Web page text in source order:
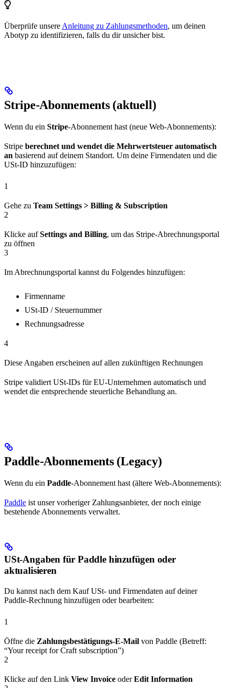
Überprüfe unsere Anleitung zu Zahlungsmethoden, um deinen
Abotyp zu identifizieren, falls du dir unsicher bist.
Stripe‑Abonnements (aktuell)
Wenn du ein Stripe‑Abonnement hast (neue Web‑Abonnements):
Stripe berechnet und wendet die Mehrwertsteuer automatisch
an basierend auf deinem Standort. Um deine Firmendaten und die
USt‑ID hinzuzufügen:
1
Gehe zu Team Settings > Billing & Subscription
2
Klicke aufSettings and Billing, um das Stripe‑Abrechnungsportal
zu öffnen
3
Im Abrechnungsportal kannst du Folgendes hinzufügen:
Firmenname
USt‑ID / Steuernummer
Rechnungsadresse
4
Diese Angaben erscheinen auf allen zukünftigen Rechnungen
Stripe validiert USt‑IDs für EU‑Unternehmen automatisch und
wendet die entsprechende steuerliche Behandlung an.
Paddle‑Abonnements (Legacy)
Wenn du ein Paddle‑Abonnement hast (ältere Web‑Abonnements):
Paddle ist unser vorheriger Zahlungsanbieter, der noch einige
bestehende Abonnements verwaltet.
USt‑Angaben für Paddle hinzufügen oder
aktualisieren
Du kannst nach dem Kauf USt‑ und Firmendaten auf deiner
Paddle‑Rechnung hinzufügen oder bearbeiten:
1
Öffne die Zahlungsbestätigungs‑E‑Mail von Paddle (Betreff:
“Your receipt for Craft subscription”)
2
Klicke auf den Link View Invoice oderEdit Information